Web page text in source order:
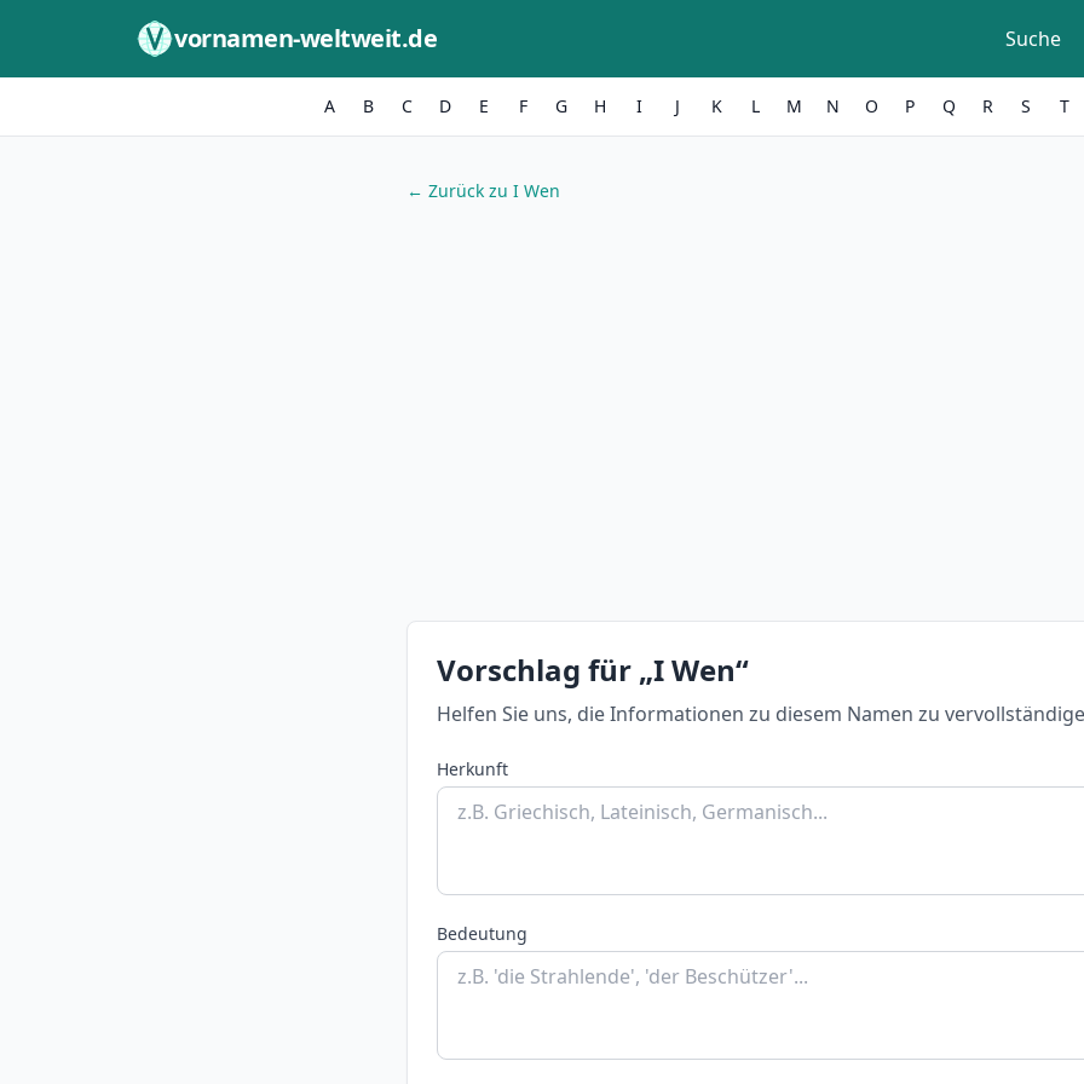
vornamen-weltweit.de Suche
A B C D E F G H I J K L M N O P Q R S T
← Zurück zu I Wen
Vorschlag für „I Wen“
Helfen Sie uns, die Informationen zu diesem Namen zu
Herkunft
Bedeutung